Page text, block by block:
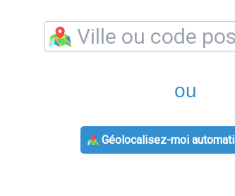
ou
Géolocalisez-moi